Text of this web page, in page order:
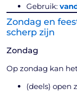
Gebruik:
Zondag en
scherp zijn
Zondag
Op zondag kan
(deels) open